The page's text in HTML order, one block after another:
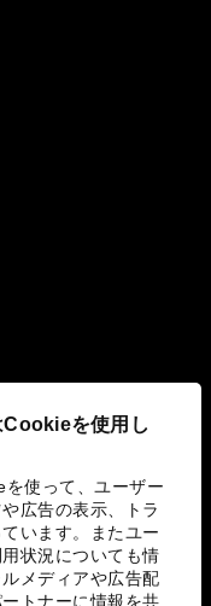
Cookieを使用し
使って、ユーザー
広告の表示、トラ
います。またユー
状況についても情
メディアや広告配
トナーに情報を共